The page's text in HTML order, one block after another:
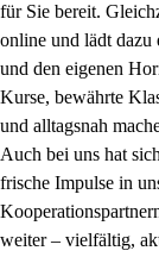
für Sie bereit.
online und lädt dazu
und den eigenen
Kurse, bewährte
und alltagsnah
Auch bei uns hat
frische Impulse in
weiter – vielfältig,